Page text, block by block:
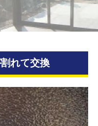
れて交換